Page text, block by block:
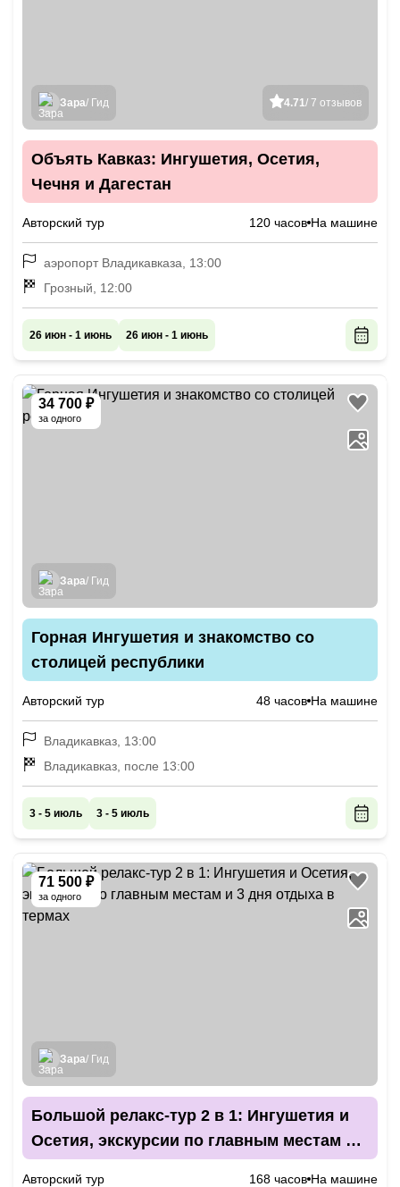
4.71/ 7 отзывов
Зара/ Гид
Объять Кавказ: Ингушетия, Осетия,
Чечня и Дагестан
Авторский тур 120 часов На машине
аэропорт Владикавказа, 13:00
Грозный, 12:00
26 июн - 1 июнь 26 июн - 1 июнь
34 700 ₽
за одного
Зара/ Гид
Горная Ингушетия и знакомство со
столицей республики
Авторский тур 48 часов На машине
Владикавказ, 13:00
Владикавказ, после 13:00
3 - 5 июль 3 - 5 июль
71 500 ₽
за одного
Зара/ Гид
Большой релакс-тур 2 в 1: Ингушетия и
Осетия, экскурсии по главным местам и 3
Авторский тур 168 часов На машине